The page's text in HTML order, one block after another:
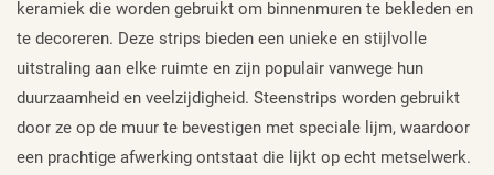
keramiek die worden gebruikt om binnenmuren te bekleden en
te decoreren. Deze strips bieden een unieke en stijlvolle
uitstraling aan elke ruimte en zijn populair vanwege hun
duurzaamheid en veelzijdigheid. Steenstrips worden gebruikt
door ze op de muur te bevestigen met speciale lijm, waardoor
een prachtige afwerking ontstaat die lijkt op echt metselwerk.